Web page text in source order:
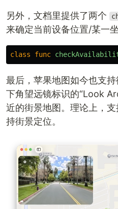
另外，文档里提供了两个
来确定当前设备位置/某一
class func
最后，苹果地图如今也支
下角望远镜标识的“Look
近的街景地图。理论上，
持街景定位。